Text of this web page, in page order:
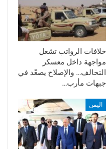
خلافات الرواتب تشعل
مواجهة داخل معسكر
التحالف… والإصلاح يصعّد في
جبهات مأرب…
اليمن